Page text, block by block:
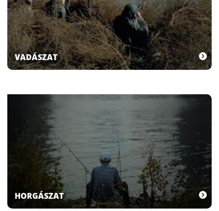
VADÁSZAT
HORGÁSZAT